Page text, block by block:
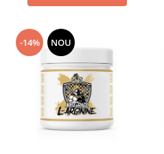
-14% NOU